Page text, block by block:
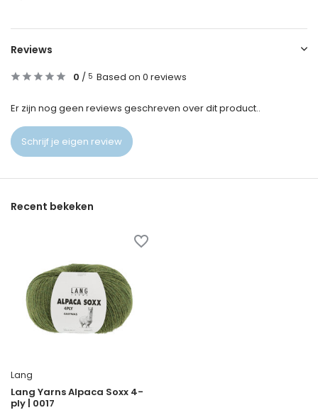
Reviews
0 / 5 Based on 0 reviews
Er zijn nog geen reviews geschreven over dit product..
Schrijf je eigen review
Recent bekeken
Lang
Lang Yarns Alpaca Soxx 4-
ply | 0017